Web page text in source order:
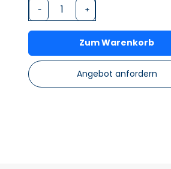
- +
Zum Warenkorb
Angebot anfordern